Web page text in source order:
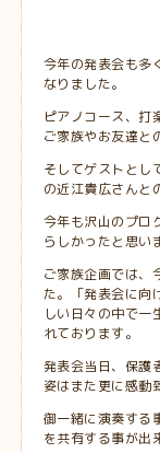
今年の発表会も多
なりました。
ピアノコース、打
ご家族やお友達と
そしてゲストとし
の近江貴広さんと
今年も沢山のプロ
らしかったと思い
ご家族企画では、
た。「発表会に向
しい日々の中で一
れております。
発表会当日、保護
姿はまた更に感動
御一緒に演奏する
を共有する事が出